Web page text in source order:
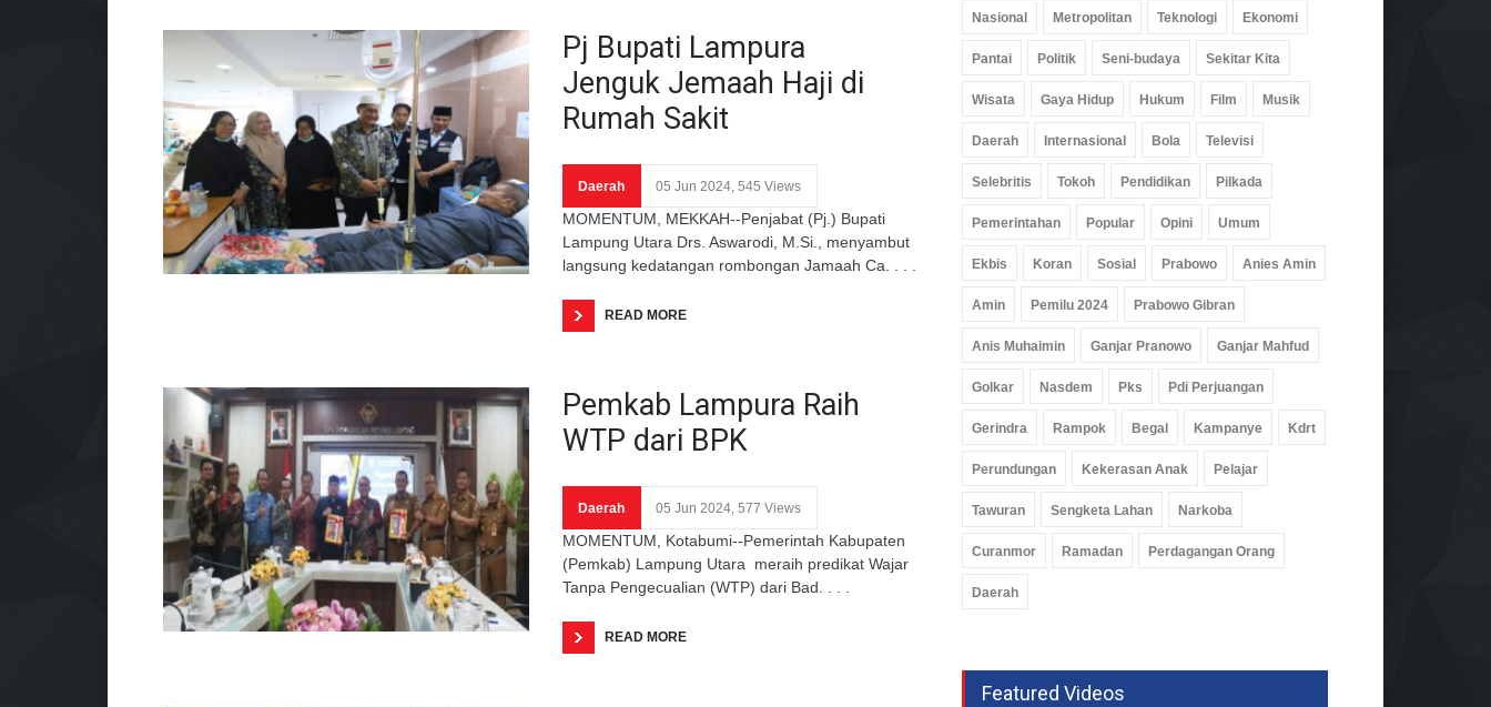
Pj Bupati Lampura
Jenguk Jemaah Haji di
Rumah Sakit
Daerah 05 Jun 2024, 545 Views
MOMENTUM, MEKKAH--Penjabat (Pj.) Bupati
Lampung Utara Drs. Aswarodi, M.Si., menyambut
langsung kedatangan rombongan Jamaah Ca. . . .
READ MORE
Pemkab Lampura Raih
WTP dari BPK
Daerah 05 Jun 2024, 577 Views
MOMENTUM, Kotabumi--Pemerintah Kabupaten
(Pemkab) Lampung Utara meraih predikat Wajar
Tanpa Pengecualian (WTP) dari Bad. . . .
READ MORE
Nasional Metropolitan Teknologi Ekonomi
Pantai Politik Seni-budaya Sekitar Kita
Wisata Gaya Hidup Hukum Film Musik
Daerah Internasional Bola Televisi
Selebritis Tokoh Pendidikan Pilkada
Pemerintahan Popular Opini Umum
Ekbis Koran Sosial Prabowo Anies Amin
Amin Pemilu 2024 Prabowo Gibran
Anis Muhaimin Ganjar Pranowo Ganjar Mahfud
Golkar Nasdem Pks Pdi Perjuangan
Gerindra Rampok Begal Kampanye Kdrt
Perundungan Kekerasan Anak Pelajar
Tawuran Sengketa Lahan Narkoba
Curanmor Ramadan Perdagangan Orang
Daerah
Featured Videos